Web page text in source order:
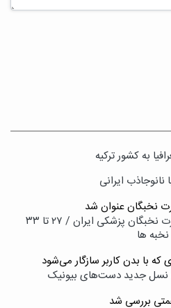
به کشور ترکیه
ایرانی
امارات متحده، مقصد اول مهاجرت نخبگان پزشکی ایران / ۲۷ تا ۳۳
ها
که با بدن کاربر سازگار می‌شود
نسل جدید دست‌های بیونیک
بررسی شد